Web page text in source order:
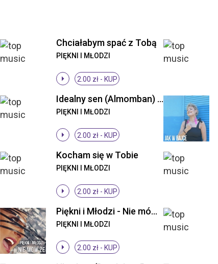
Chciałabym spać z Tobą
PIĘKNI I MŁODZI
2.00 zł - KUP
Idealny sen (Almomban) (Radio Edit)
PIĘKNI I MŁODZI
2.00 zł - KUP
Kocham się w Tobie
PIĘKNI I MŁODZI
2.00 zł - KUP
Piękni i Młodzi - Nie mów że (Radio Edit)
PIĘKNI I MŁODZI
2.00 zł - KUP